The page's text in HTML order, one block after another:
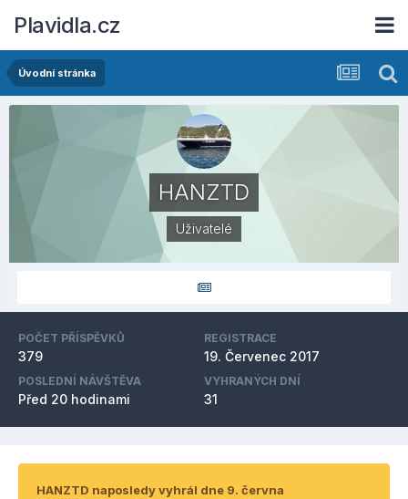
Plavidla.cz
Úvodní stránka
HANZTD
Uživatelé
POČET PŘÍSPĚVKŮ
379
REGISTRACE
19. Červenec 2017
POSLEDNÍ NÁVŠTĚVA
Před 20 hodinami
VYHRANÝCH DNÍ
31
HANZTD naposledy vyhrál dne 9. června